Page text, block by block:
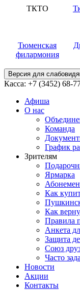
ТКТО
Тюменская
филармония
Версия для
Касса: +7 (3452) 68-
Афиша
О нас
Команда
График
Зрителям
Ярмарка
Как
Как
Правила
Анкета
Защита
Союз
Часто
Новости
Акции
Контакты